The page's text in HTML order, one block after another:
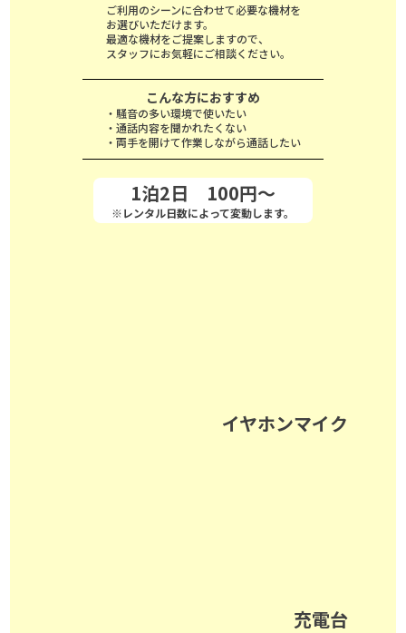
イヤホンマイク
充電台
ご利用のシーンに合わせて必要な機材を
お選びいただけます。
最適な機材をご提案しますので、
スタッフにお気軽にご相談ください。
こんな方におすすめ
・騒音の多い環境で使いたい
・通話内容を聞かれたくない
・両手を開けて作業しながら通話したい
1泊2日 100円～
※レンタル日数によって変動します。